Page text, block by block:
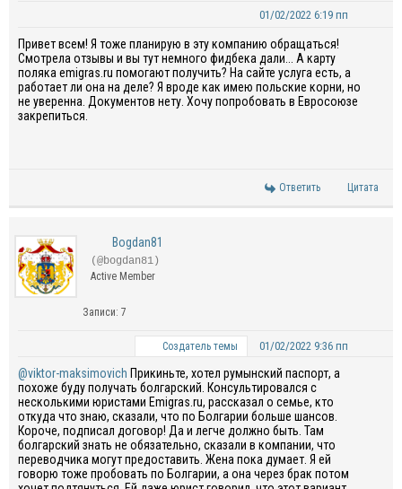
01/02/2022 6:19 пп
Привет всем! Я тоже планирую в эту компанию обращаться!
Смотрела отзывы и вы тут немного фидбека дали... А карту
поляка emigras.ru помогают получить? На сайте услуга есть, а
работает ли она на деле? Я вроде как имею польские корни, но
не уверенна. Документов нету. Хочу попробовать в Евросоюзе
закрепиться.
Ответить Цитата
Bogdan81
(@bogdan81)
Active Member
Записи: 7
Создатель темы 01/02/2022 9:36 пп
@viktor-maksimovich Прикиньте, хотел румынский паспорт, а
похоже буду получать болгарский. Консультировался с
несколькими юристами Emigras.ru, рассказал о семье, кто
откуда что знаю, сказали, что по Болгарии больше шансов.
Короче, подписал договор! Да и легче должно быть. Там
болгарский знать не обязательно, сказали в компании, что
переводчика могут предоставить. Жена пока думает. Я ей
говорю тоже пробовать по Болгарии, а она через брак потом